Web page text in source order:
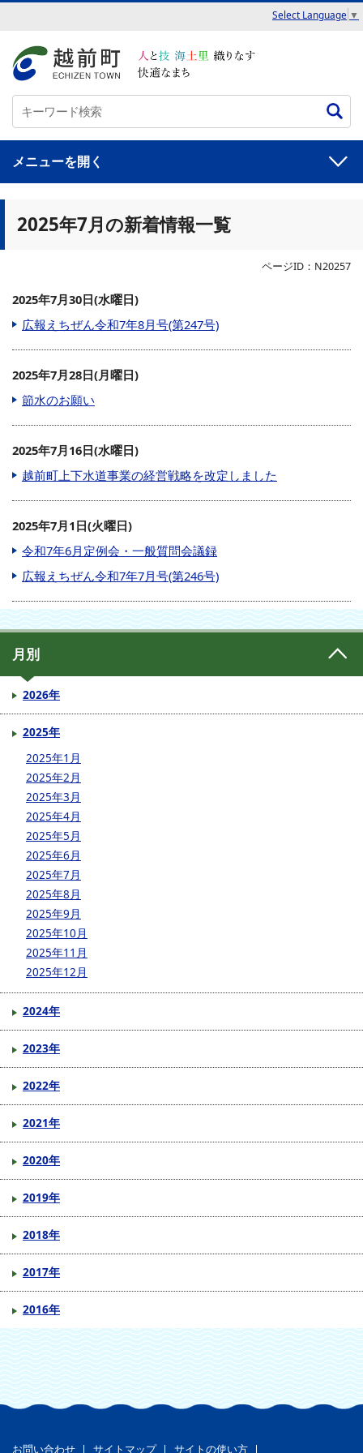
Select Language ▼
メニュー
2025年7月の新着情報一覧
ページID：N20257
2025年7月30日(水曜日)
広報えちぜん令和7年8月号(第247号)
2025年7月28日(月曜日)
節水のお願い
2025年7月16日(水曜日)
越前町上下水道事業の経営戦略を改定しました
2025年7月1日(火曜日)
令和7年6月定例会・一般質問会議録
広報えちぜん令和7年7月号(第246号)
月別
2026年
2025年
2025年1月
2025年2月
2025年3月
2025年4月
2025年5月
2025年6月
2025年7月
2025年8月
2025年9月
2025年10月
2025年11月
2025年12月
2024年
2023年
2022年
2021年
2020年
2019年
2018年
2017年
2016年
お問い合わせ サイトマップ サイトの使い方